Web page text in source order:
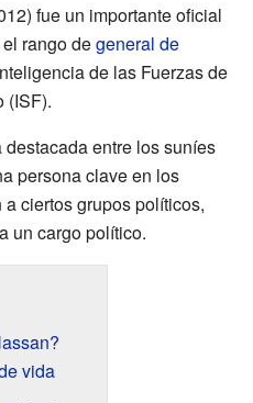
fue un importante oficial
rango degeneral de
de las Fuerzas de
(ISF).
entre los suníes
persona clave en los
ciertos grupos políticos,
un cargo político.
vida